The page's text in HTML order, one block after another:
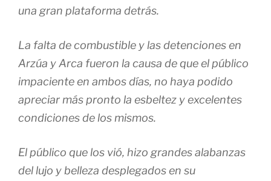
una gran plataforma detrás.
La falta de combustible y las detenciones en
Arzúa y Arca fueron la causa de que el público
impaciente en ambos días, no haya podido
apreciar más pronto la esbeltez y excelentes
condiciones de los mismos.
El público que los vió, hizo grandes alabanzas
del lujo y belleza desplegados en su